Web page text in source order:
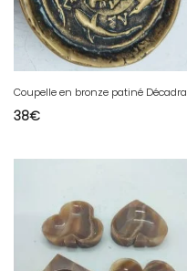
38€